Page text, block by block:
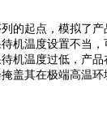
起点，模拟了产
机温度设置不当
机温度过低，产
盖其在极端高温环